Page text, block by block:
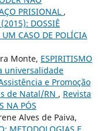
PRISIONAL ,
DOSSIÊ
UM CASO DE POLÍCIA
Monte, ESPIRITISMO
universalidade
e Promoção
de Natal/RN , Revista
NA PÓS
Alves de Paiva,
METODOLOGIAS E